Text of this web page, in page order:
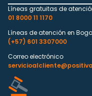
Líneas gratuitas de
01 8000 11 1170
Líneas de atención en
(+57) 601 3307000
Correo electrónico